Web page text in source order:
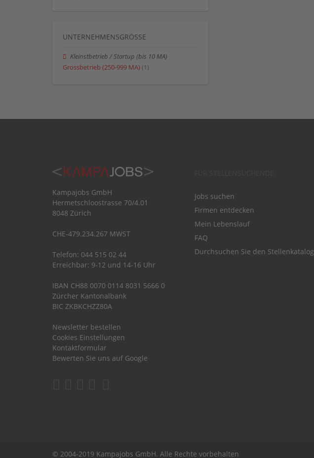
UNTERNEHMENSGRÖSSE
Kleinstbetrieb / Startup (bis 10 MA)
Grossbetrieb (250-999 MA) (1)
Kampajobs GmbH
Hermetschloostrasse 70/4.01
8048 Zürich
CHE-479.234.267 MWST
Telefon: 044 515 02 44
Erreichbar: 9-12 und 14-16 Uhr
IBAN CH88 0070 0114 8031 5666 0
Zürcher Kantonalbank
BIC ZKBKCHZZ80A
Newsletter bestellen
Cookies Einstellungen
Kontaktformular
Bewerten Sie uns auf Google
Jobs suchen
Firmen entdecken
Mein Lebenslauf
FAQ
Durchsuchen Sie den Stellenkatalog
© 2004-2019 Kampajobs GmbH. Alle Rechte vorbehalten